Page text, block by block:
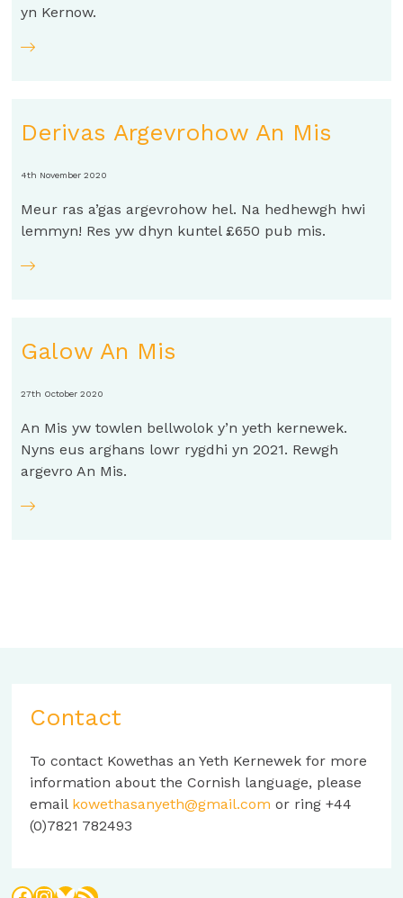
yn Kernow.
Derivas Argevrohow An Mis
4th November 2020
Meur ras a’gas argevrohow hel. Na hedhewgh hwi
lemmyn! Res yw dhyn kuntel £650 pub mis.
Galow An Mis
27th October 2020
An Mis yw towlen bellwolok y’n yeth kernewek.
Nyns eus arghans lowr rygdhi yn 2021. Rewgh
argevro An Mis.
Contact
To contact Kowethas an Yeth Kernewek for more
information about the Cornish language, please
email kowethasanyeth@gmail.com or ring +44
(0)7821 782493